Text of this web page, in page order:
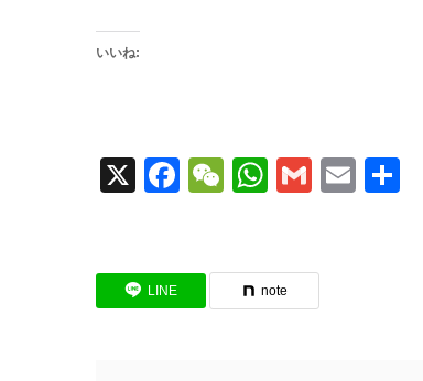
いいね:
X Facebook
WeChat
WhatsApp
GmailEmail
LINE note